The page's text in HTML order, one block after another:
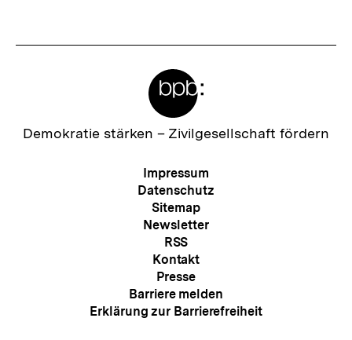
Zur
Demokratie stärken – Zivilgesellschaft fördern
Meta-
Navigation
Impressum
Datenschutz
Sitemap
Newsletter
RSS
Kontakt
Presse
Barriere melden
Erklärung zur Barrierefreiheit